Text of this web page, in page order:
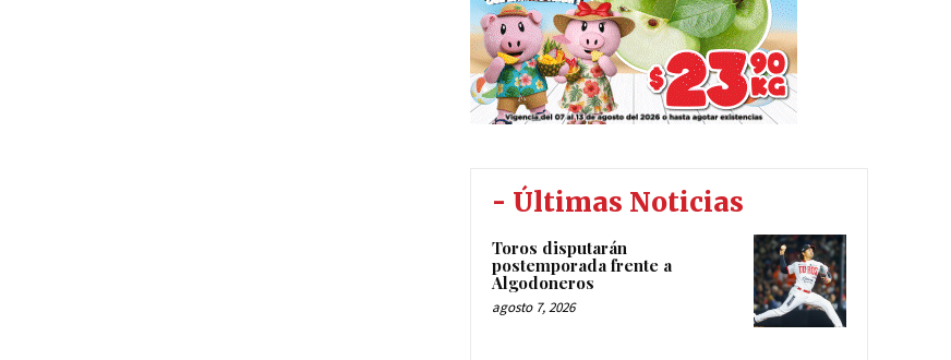
- Últimas Noticias
Toros disputarán
postemporada frente a
Algodoneros
agosto 7, 2026